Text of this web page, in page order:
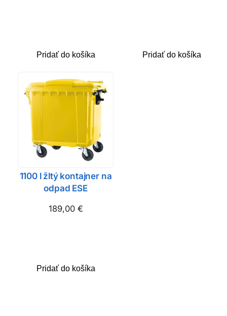
Pridať do košíka Pridať do košíka
1100 l žltý kontajner na
odpad ESE
189,00 €
Pridať do košíka